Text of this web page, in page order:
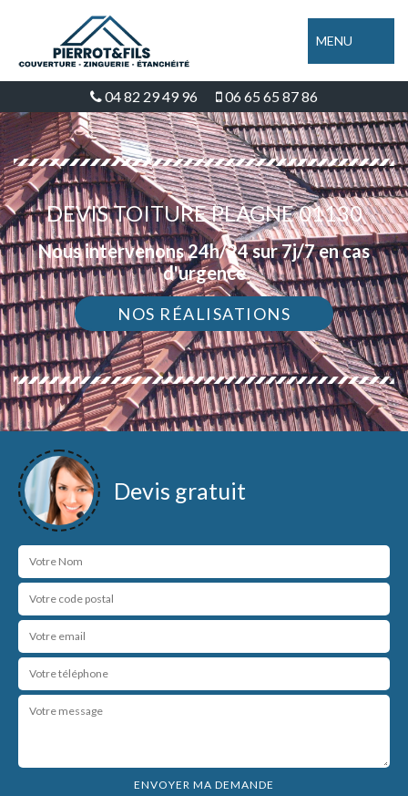
MENU
04 82 29 49 96 06 65 65 87 86
DEVIS TOITURE PLAGNE 01130
Nous intervenons 24h/24 sur 7j/7 en cas
d'urgence
NOS RÉALISATIONS
Devis gratuit